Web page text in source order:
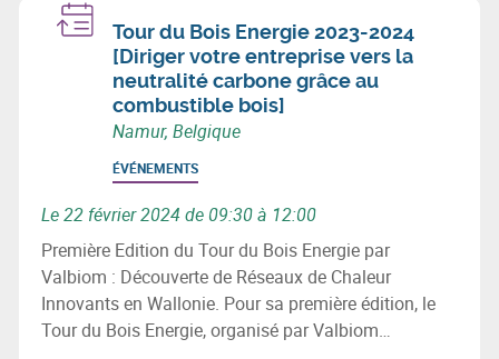
Tour du Bois Energie 2023-2024
[Diriger votre entreprise vers la
neutralité carbone grâce au
combustible bois]
Namur, Belgique
ÉVÉNEMENTS
Le 22 février 2024 de 09:30 à 12:00
Première Edition du Tour du Bois Energie par
Valbiom : Découverte de Réseaux de Chaleur
Innovants en Wallonie. Pour sa première édition, le
Tour du Bois Energie, organisé par Valbiom